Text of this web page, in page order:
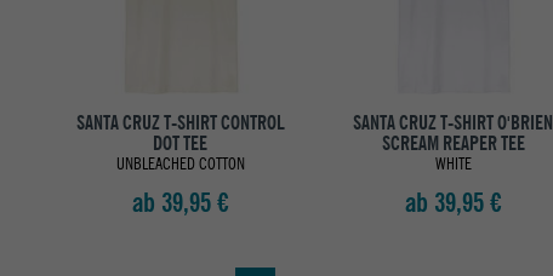
SANTA CRUZ T-SHIRT CONTROL
DOT TEE
UNBLEACHED COTTON
ab 39,95 €
SANTA CRUZ T-SHIRT O'BRIEN
SCREAM REAPER TEE
WHITE
ab 39,95 €